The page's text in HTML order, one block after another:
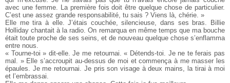
avec une femme. La première fois doit être quelque chose de particulier.
C’est une assez grande responsabilité, tu sais ? Viens là, chérie. »
Elle me tira à elle. J’étais couchée, silencieuse, dans ses bras. Billie
Holliday chantait à la radio. On remarqua en même temps que ma bouche
était toute proche de ses seins, et de nouveau quelque chose s’enflamma
entre nous.
« Tourne-toi » dit-elle. Je me retournai. « Détends-toi. Je ne te ferais pas
mal. » Elle s’accroupit au-dessus de moi et commença à me masser les
épaules. Je me retournai. Je pris son visage à deux mains, la tirai à moi
et l’embrassai.